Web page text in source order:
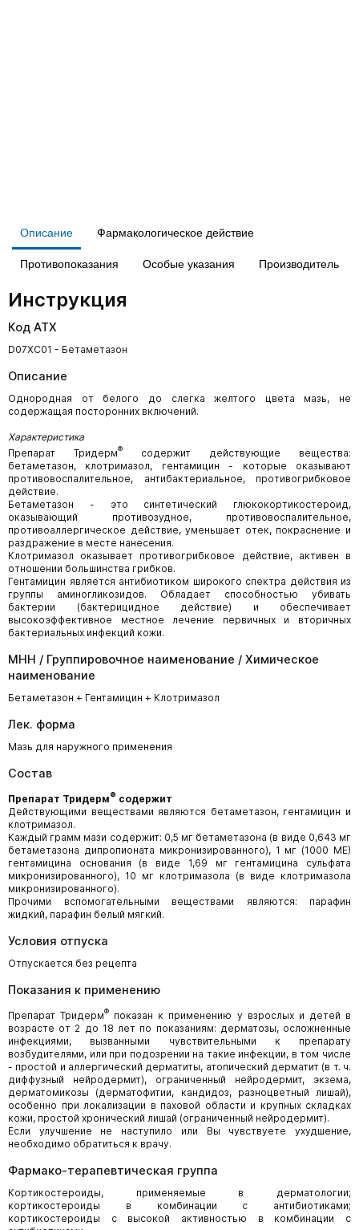
Описание Фармакологическое действие
Противопоказания Особые указания Производитель
Инструкция
Код АТХ
D07XC01 - Бетаметазон
Описание
Однородная от белого до слегка желтого цвета мазь, не
содержащая посторонних включений.
Характеристика
Препарат Тридерм®
содержит действующие вещества:
бетаметазон, клотримазол, гентамицин - которые оказывают
противовоспалительное, антибактериальное, противогрибковое
действие.
Бетаметазон - это синтетический глюкокортикостероид,
оказывающий противозудное, противовоспалительное,
противоаллергическое действие, уменьшает отек, покраснение и
раздражение в месте нанесения.
Клотримазол оказывает противогрибковое действие, активен в
отношении большинства грибков.
Гентамицин является антибиотиком широкого спектра действия из
группы аминогликозидов. Обладает способностью убивать
бактерии (бактерицидное действие) и обеспечивает
высокоэффективное местное лечение первичных и вторичных
бактериальных инфекций кожи.
МНН / Группировочное наименование / Химическое
наименование
Бетаметазон + Гентамицин + Клотримазол
Лек. форма
Мазь для наружного применения
Состав
Препарат Тридерм® содержит
Действующими веществами являются бетаметазон, гентамицин и
клотримазол.
Каждый грамм мази содержит: 0,5 мг бетаметазона (в виде 0,643 мг
бетаметазона дипропионата микронизированного), 1 мг (1000 МЕ)
гентамицина основания (в виде 1,69 мг гентамицина сульфата
микронизированного), 10 мг клотримазола (в виде клотримазола
микронизированного).
Прочими вспомогательными веществами являются: парафин
жидкий, парафин белый мягкий.
Условия отпуска
Отпускается без рецепта
Показания к применению
Препарат Тридерм® показан к применению у взрослых и детей в
возрасте от 2 до 18 лет по показаниям: дерматозы, осложненные
инфекциями, вызванными чувствительными к препарату
возбудителями, или при подозрении на такие инфекции, в том числе
- простой и аллергический дерматиты, атопический дерматит (в т. ч.
диффузный нейродермит), ограниченный нейродермит, экзема,
дерматомикозы (дерматофитии, кандидоз, разноцветный лишай),
особенно при локализации в паховой области и крупных складках
кожи, простой хронический лишай (ограниченный нейродермит).
Если улучшение не наступило или Вы чувствуете ухудшение,
необходимо обратиться к врачу.
Фармако-терапевтическая группа
Кортикостероиды, применяемые в дерматологии;
кортикостероиды в комбинации с антибиотиками;
кортикостероиды с высокой активностью в комбинации с